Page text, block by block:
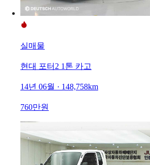
실매물
현대 포터2 1톤 카고
14년 06월 · 148,758km
760만원